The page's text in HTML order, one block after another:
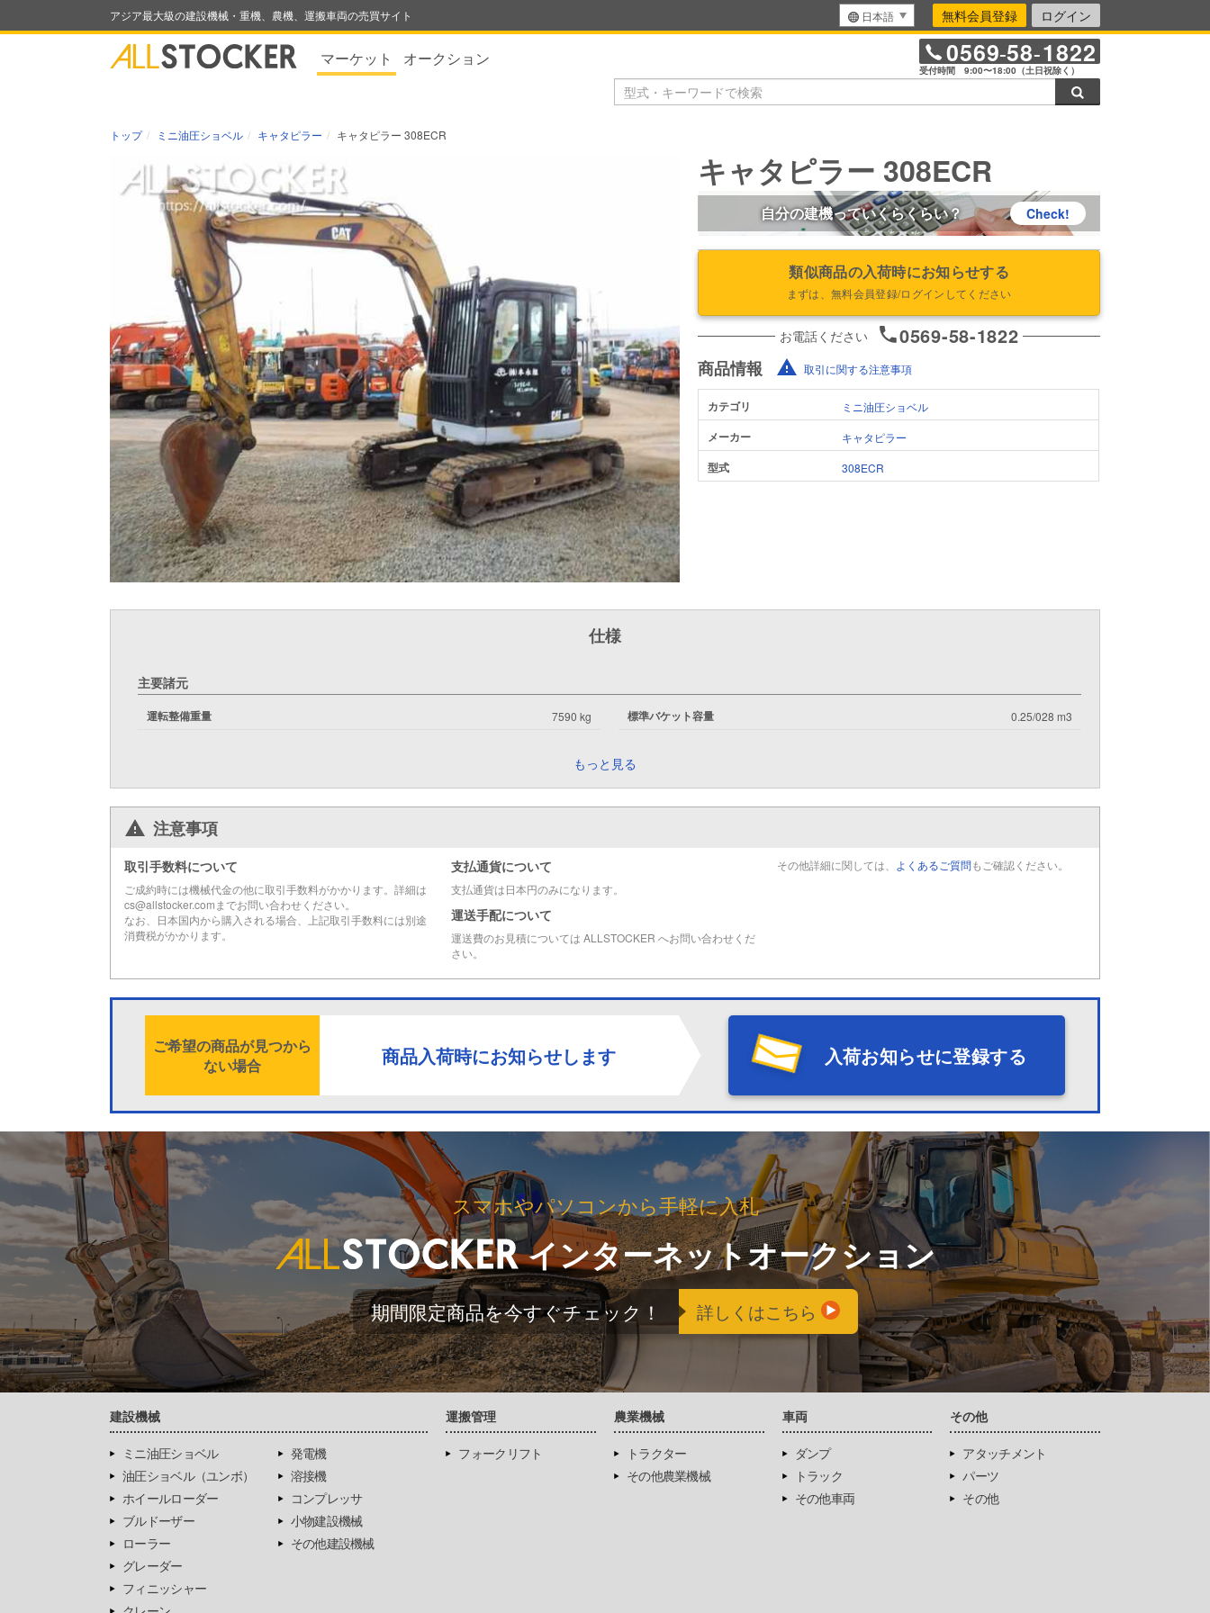
アジア最大級の建設機械・重機、農機、運搬車両の売買サイト 日本語 無料会員登録 ログイン
マーケット オークション 0569-58-1822
受付時間 9:00〜18:00（土日祝除く）
トップ ミニ油圧ショベル キャタピラー キャタピラー 308ECR
キャタピラー 308ECR
自分の建機っていくらくらい？ Check!
類似商品の入荷時にお知らせする
まずは、無料会員登録/ログインしてください
お電話ください 0569-58-1822
商品情報 取引に関する注意事項
カテゴリ ミニ油圧ショベル
メーカー キャタピラー
型式 308ECR
仕様
主要諸元
運転整備重量 7590 kg 標準バケット容量 0.25/028 m3
もっと見る
注意事項
取引手数料について
ご成約時には機械代金の他に取引手数料がかかります。詳細は
cs@allstocker.comまでお問い合わせください。
なお、日本国内から購入される場合、上記取引手数料には別途
消費税がかかります。
支払通貨について
支払通貨は日本円のみになります。
運送手配について
運送費のお見積については ALLSTOCKER へお問い合わせくだ
さい。
その他詳細に関しては、 よくあるご質問もご確認ください。
ご希望の商品が見つから
ない場合
商品入荷時にお知らせします 入荷お知らせに登録する
スマホやパソコンから手軽に入札
インターネットオークション
期間限定商品を今すぐチェック！ 詳しくはこちら
建設機械
ミニ油圧ショベル
油圧ショベル（ユンボ）
ホイールローダー
ブルドーザー
ローラー
グレーダー
フィニッシャー
発電機
溶接機
コンプレッサ
小物建設機械
その他建設機械
運搬管理
フォークリフト
農業機械
トラクター
その他農業機械
車両
ダンプ
トラック
その他車両
その他
アタッチメント
パーツ
その他